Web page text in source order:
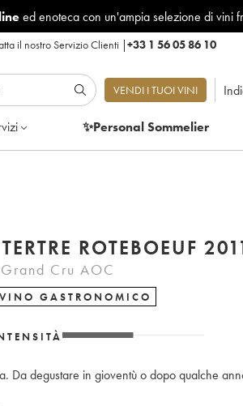
ed enoteca con un'ampia selezione di vini
il nostro Servizio Clienti |+33 1 56 05 86 10
VENDI I TUOI VINI
✨Personal Sommelier
CHÂTEAU TERTRE
Cru AOC
VINO GASTRONOMICO
Da degustare in gioventù o dopo qualche